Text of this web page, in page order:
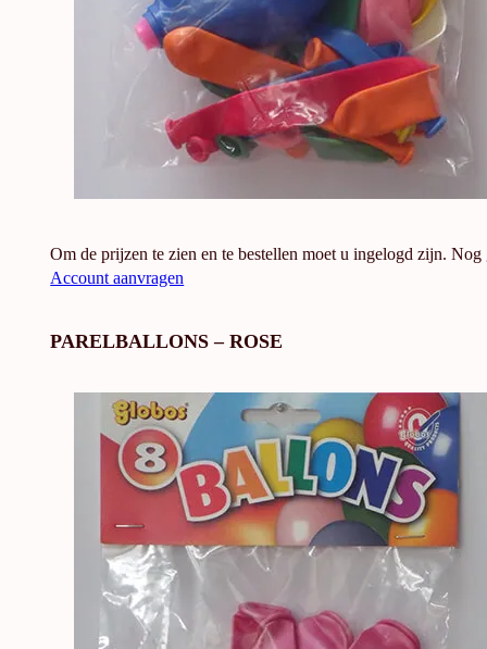
Om de prijzen te zien en te bestellen moet u ingelogd zijn. Nog
Account aanvragen
PARELBALLONS – ROSE